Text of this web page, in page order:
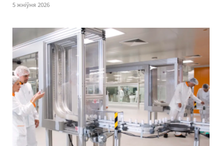
5 жніўня 2026